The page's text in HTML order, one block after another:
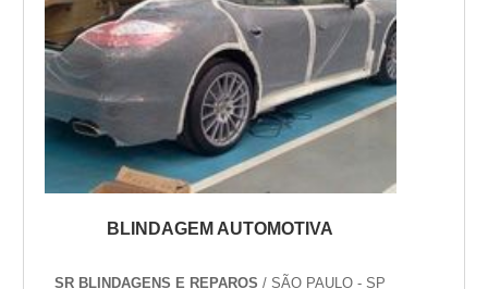
BLINDAGEM AUTOMOTIVA
SR BLINDAGENS E REPAROS/ SÃO PAULO - SP